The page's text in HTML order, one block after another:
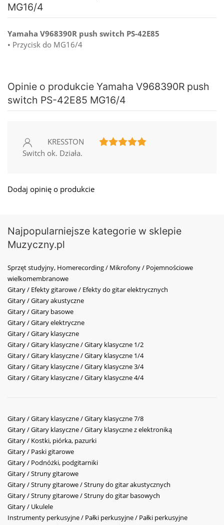
MG16/4
Yamaha V968390R push switch PS-42E85
• Przycisk do MG16/4
Opinie o produkcie Yamaha V968390R push
switch PS-42E85 MG16/4
KRESSTON
Switch ok. Działa.
Dodaj opinię o produkcie
Najpopularniejsze kategorie w sklepie
Muzyczny.pl
Sprzęt studyjny, Homerecording / Mikrofony / Pojemnościowe
wielkomembranowe
Gitary / Efekty gitarowe / Efekty do gitar elektrycznych
Gitary / Gitary akustyczne
Gitary / Gitary basowe
Gitary / Gitary elektryczne
Gitary / Gitary klasyczne
Gitary / Gitary klasyczne / Gitary klasyczne 1/2
Gitary / Gitary klasyczne / Gitary klasyczne 1/4
Gitary / Gitary klasyczne / Gitary klasyczne 3/4
Gitary / Gitary klasyczne / Gitary klasyczne 4/4
Gitary / Gitary klasyczne / Gitary klasyczne 7/8
Gitary / Gitary klasyczne / Gitary klasyczne z elektroniką
Gitary / Kostki, piórka, pazurki
Gitary / Paski gitarowe
Gitary / Podnóżki, podgitarniki
Gitary / Struny gitarowe
Gitary / Struny gitarowe / Struny do gitar akustycznych
Gitary / Struny gitarowe / Struny do gitar basowych
Gitary / Ukulele
Instrumenty perkusyjne / Pałki perkusyjne / Pałki perkusyjne